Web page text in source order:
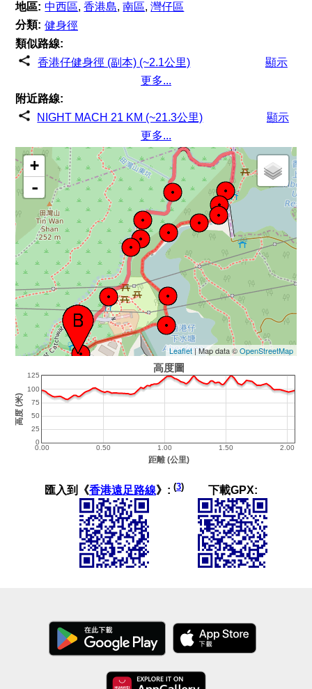
地區: 中西區,香港島,南區,灣仔區
分類: 健身徑
類似路線:
香港仔健身徑 (副本) (~2.1公里)
顯示
更多...
附近路線:
NIGHT MACH 21 KM (~21.3公里)
顯示
更多...
+
-
Leaflet| Map data ©OpenStreetMap
匯入到《香港遠足路線》: (3) 下載GPX: